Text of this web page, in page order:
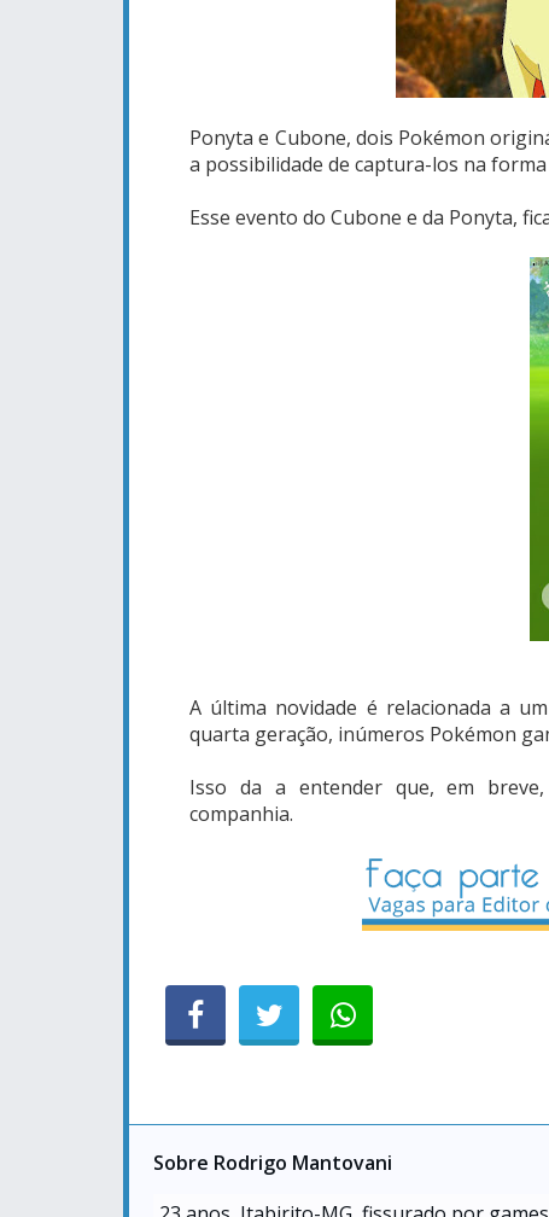
Ponyta e Cubone, dois Pokémon
a possibilidade de captura-los na
Esse evento do Cubone e da Ponyta,
A última novidade é relacionada a
quarta geração, inúmeros Pokémon
Isso da a entender que, em
companhia.
Sobre Rodrigo Mantovani